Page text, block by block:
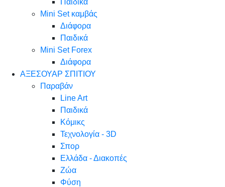
Παιδικά
Mini Set καμβάς
Διάφορα
Παιδικά
Mini Set Forex
Διάφορα
ΑΞΕΣΟΥΑΡ ΣΠΙΤΙΟΥ
Παραβάν
Line Art
Παιδικά
Κόμικς
Τεχνολογία - 3D
Σπορ
Ελλάδα - Διακοπές
Ζώα
Φύση